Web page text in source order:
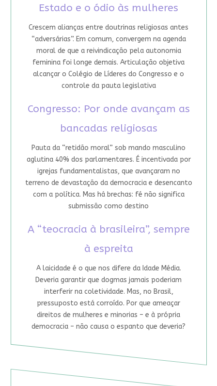
Estado e o ódio às mulheres
Crescem alianças entre doutrinas religiosas antes
“adversárias”. Em comum, convergem na agenda
moral de que a reivindicação pela autonomia
feminina foi longe demais. Articulação objetiva
alcançar o Colégio de Líderes do Congresso e o
controle da pauta legislativa
Congresso: Por onde avançam as
bancadas religiosas
Pauta da “retidão moral” sob mando masculino
aglutina 40% dos parlamentares. É incentivada por
igrejas fundamentalistas, que avançaram no
terreno de devastação da democracia e desencanto
com a política. Mas há brechas: fé não significa
submissão como destino
A “teocracia à brasileira”, sempre
à espreita
A laicidade é o que nos difere da Idade Média.
Deveria garantir que dogmas jamais poderiam
interferir na coletividade. Mas, no Brasil,
pressuposto está corroído. Por que ameaçar
direitos de mulheres e minorias – e à própria
democracia – não causa o espanto que deveria?